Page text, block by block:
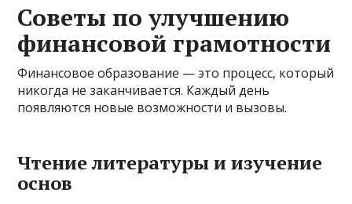
Советы по улучшению
финансовой грамотности
Финансовое образование — это процесс, который
никогда не заканчивается. Каждый день
появляются новые возможности и вызовы.
Чтение литературы и изучение
основ